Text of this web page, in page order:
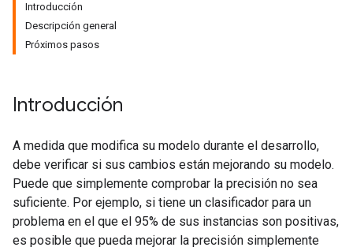
Introducción
Descripción general
Próximos pasos
Introducción
A medida que modifica su modelo durante el desarrollo,
debe verificar si sus cambios están mejorando su modelo.
Puede que simplemente comprobar la precisión no sea
suficiente. Por ejemplo, si tiene un clasificador para un
problema en el que el 95% de sus instancias son positivas,
es posible que pueda mejorar la precisión simplemente